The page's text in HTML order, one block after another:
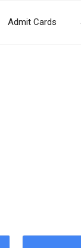
Admit Cards